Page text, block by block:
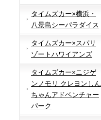
タイムズカー×横浜・
八景島シーパラダイス
タイムズカー×スパリ
ゾートハワイアンズ
タイムズカー×ニジゲ
ンノモリ クレヨンしん
ちゃんアドベンチャー
パーク